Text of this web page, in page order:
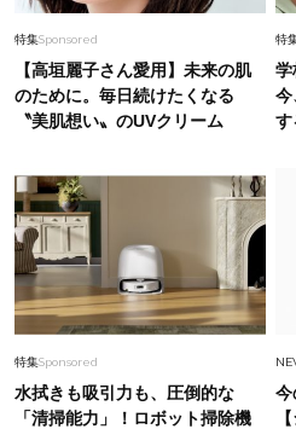
1枚“巻くだけ”で
る！【巻きスカー
40代の”ワイドパ
で日常で使いたい
Lifestyle 2026.8.5
【帰省・夏のご挨
産」14選。〈価格
特集Sponsored
【高垣麗子さん愛用】未来の肌
のために。毎日続けたくなる
〝美肌想い〟のUVクリーム
特
学
今
特集Sponsored
水拭きも吸引力も、圧倒的な
「清掃能力」！ロボット掃除機
今